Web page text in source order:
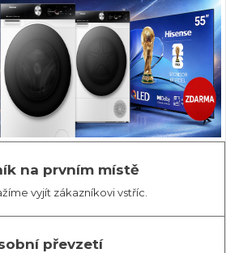
na prvním místě
vyjít zákazníkovi vstříc.
převzetí